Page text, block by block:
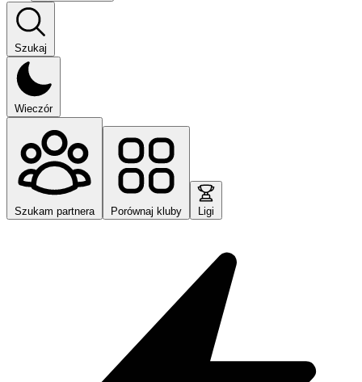
Szukaj
Wieczór
Szukam partnera Porównaj kluby Ligi